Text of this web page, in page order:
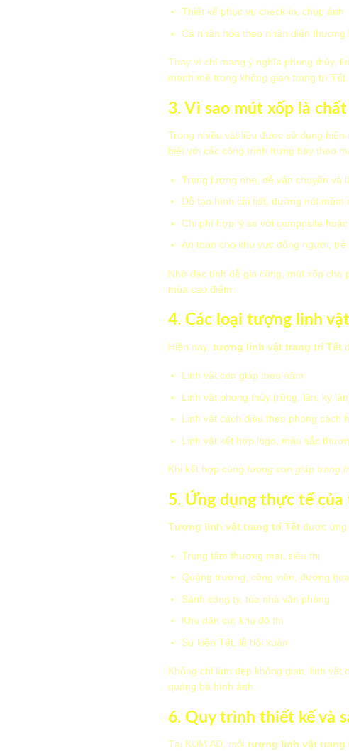
Thiết kế phục vụ check-in, chụp ảnh
Cá nhân hóa theo nhận diện thương
Thay vì chỉ mang ý nghĩa phong thủy,
mạnh mẽ trong không gian trang trí Tết.
3. Vì sao mút xốp là
Trong nhiều vật liệu được sử dụng hiện
biệt với các công trình trưng bày theo
Trọng lượng nhẹ, dễ vận chuyển và
Dễ tạo hình chi tiết, đường nét mềm
Chi phí hợp lý so với composite hoặc
An toàn cho khu vực đông người, trẻ
Nhờ đặc tính dễ gia công, mút xốp
mùa cao điểm.
4. Các loại tượng linh
Hiện nay, tượng linh vật trang trí Tết
Linh vật con giáp theo năm
Linh vật phong thủy (rồng, lân, kỳ
Linh vật cách điệu theo phong cách
Linh vật kết hợp logo, màu sắc
Khi kết hợp cùng tượng con giáp trang
5. Ứng dụng thực tế
Tượng linh vật trang trí Tết được ứng
Trung tâm thương mại, siêu thị
Quảng trường, công viên, đường hoa
Sảnh công ty, tòa nhà văn phòng
Khu dân cư, khu đô thị
Sự kiện Tết, lễ hội xuân
Không chỉ làm đẹp không gian, linh
quảng bá hình ảnh.
6. Quy trình thiết kế và
Tại KUM AD, mỗi tượng linh vật trang